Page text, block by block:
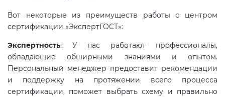
Вот некоторые из преимуществ работы с центром
сертификации «ЭкспертГОСТ»:
Экспертность: У нас работают профессионалы,
обладающие обширными знаниями и опытом.
Персональный менеджер предоставит рекомендации
и поддержку на протяжении всего процесса
сертификации, поможет выбрать схему и правильно
БАДы
продукции (ТР ТС 021)
Декларирование алкогольной
продукции (ТР ЕАЭС 047)
Декларирование